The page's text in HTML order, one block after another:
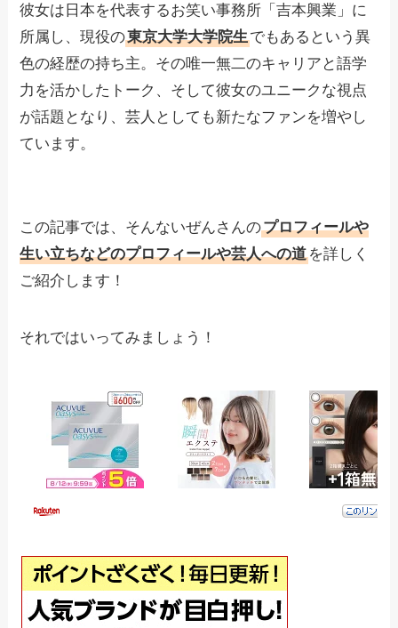
彼女は日本を代表するお笑い事務所「吉本興業」に
所属し、現役の東京大学大学院生でもあるという異
色の経歴の持ち主。その唯一無二のキャリアと語学
力を活かしたトーク、そして彼女のユニークな視点
が話題となり、芸人としても新たなファンを増やし
ています。
この記事では、そんないぜんさんのプロフィールや
生い立ちなどのプロフィールや芸人への道を詳しく
ご紹介します！
それではいってみましょう！